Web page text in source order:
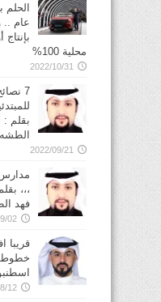
عام ..
محلية 100%
2022/10/31
7
بقلم :
الطشه
2022/09/21
،،،
فهد
02
خطوط
12